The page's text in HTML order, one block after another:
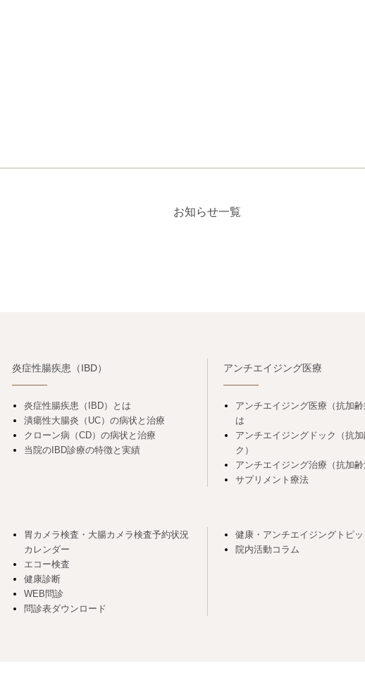
お知らせ一覧
炎症性腸疾患（IBD）
炎症性腸疾患（IBD）とは
潰瘍性大腸炎（UC）の病状と治療
クローン病（CD）の病状と治療
当院のIBD診療の特徴と実績
アンチエイジング医療
アンチエイジング医療（抗加齢
は
アンチエイジングドック（抗加
ク）
アンチエイジング治療（抗加齢
サプリメント療法
胃カメラ検査・大腸カメラ検査予約状況
カレンダー
エコー検査
健康診断
WEB問診
問診表ダウンロード
健康・アンチエイジングトピッ
院内活動コラム